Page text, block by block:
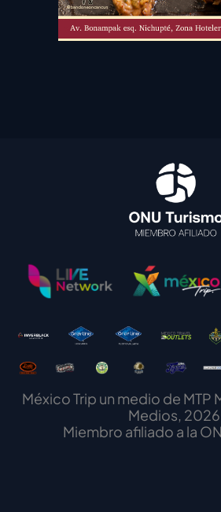
México Trip un medio de
Medios,
Miembro afiliado a la